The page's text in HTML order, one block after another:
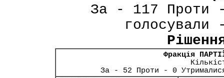
За - 117 Проти
Фракція
За - 52 Проти - 0